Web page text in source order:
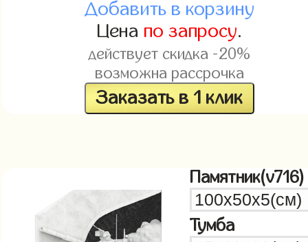
Добавить в корзину
Цена по запросу.
действует скидка -20%
возможна рассрочка
Заказать в 1 клик
Памятник(v716)
Тумба